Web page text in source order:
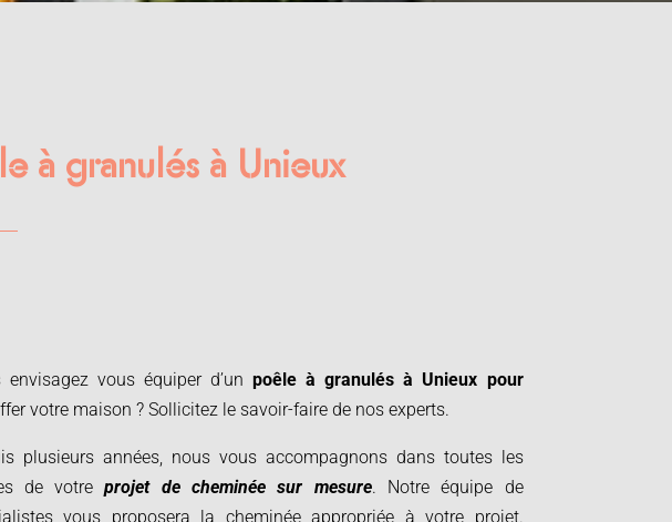
à granulés à Unieux
envisagez vous équiper d’unpoêle à granulés à Unieux pour
votre maison ? Sollicitez le savoir-faire de nos experts.
plusieurs années, nous vous accompagnons dans toutes les
de votreprojet de cheminée sur mesure. Notre équipe de
vous proposera la cheminée appropriée à votre projet.